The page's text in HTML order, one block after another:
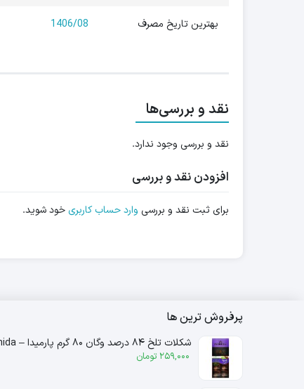
بهترین تاریخ مصرف 1406/08
نقد و بررسی‌ها
نقد و بررسی وجود ندارد.
افزودن نقد و بررسی
برای ثبت نقد و بررسی وارد حساب کاربریخود شوید.
پرفروش ترین ها
شکلات تلخ ۸۴ درصد وگان ۸۰ گرم پارمیدا – parmida
259,000 تومان